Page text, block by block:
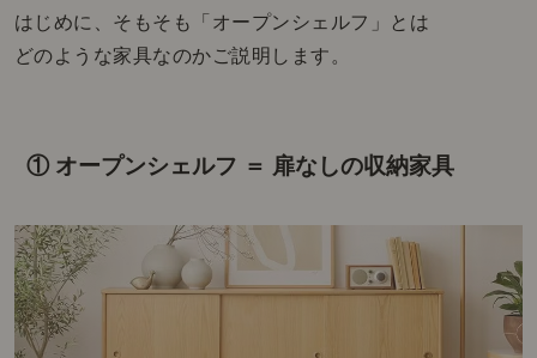
はじめに、そもそも「オープンシェルフ」とは
どのような家具なのかご説明します。
① オープンシェルフ ＝ 扉なしの収納家具